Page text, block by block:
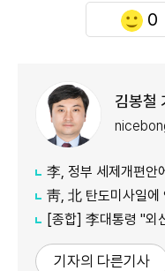
0
김봉철
李, 정부 세제개편안에
靑, 北 탄도미사일에 안보
[종합] 李대통령 "외신서 보
기자의 다른기사